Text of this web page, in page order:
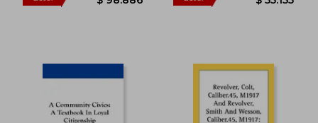
50% $ 157.965 50%
dcto.